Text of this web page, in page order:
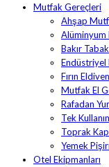
Mutfak Gereçleri
Ahşap
Alüminyum
Bakır
Endüstriyel
Fırın
Mutfak El
Rafadan
Tek
Toprak
Yemek
Otel Ekipmanları